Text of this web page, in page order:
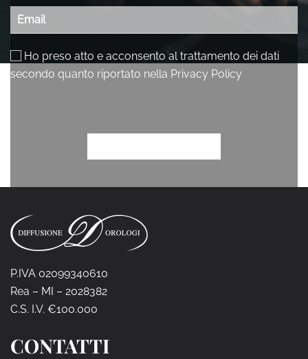
P.IVA 02099340610
Rea – MI – 2028382
C.S. I.V. €100.000
CONTATTI